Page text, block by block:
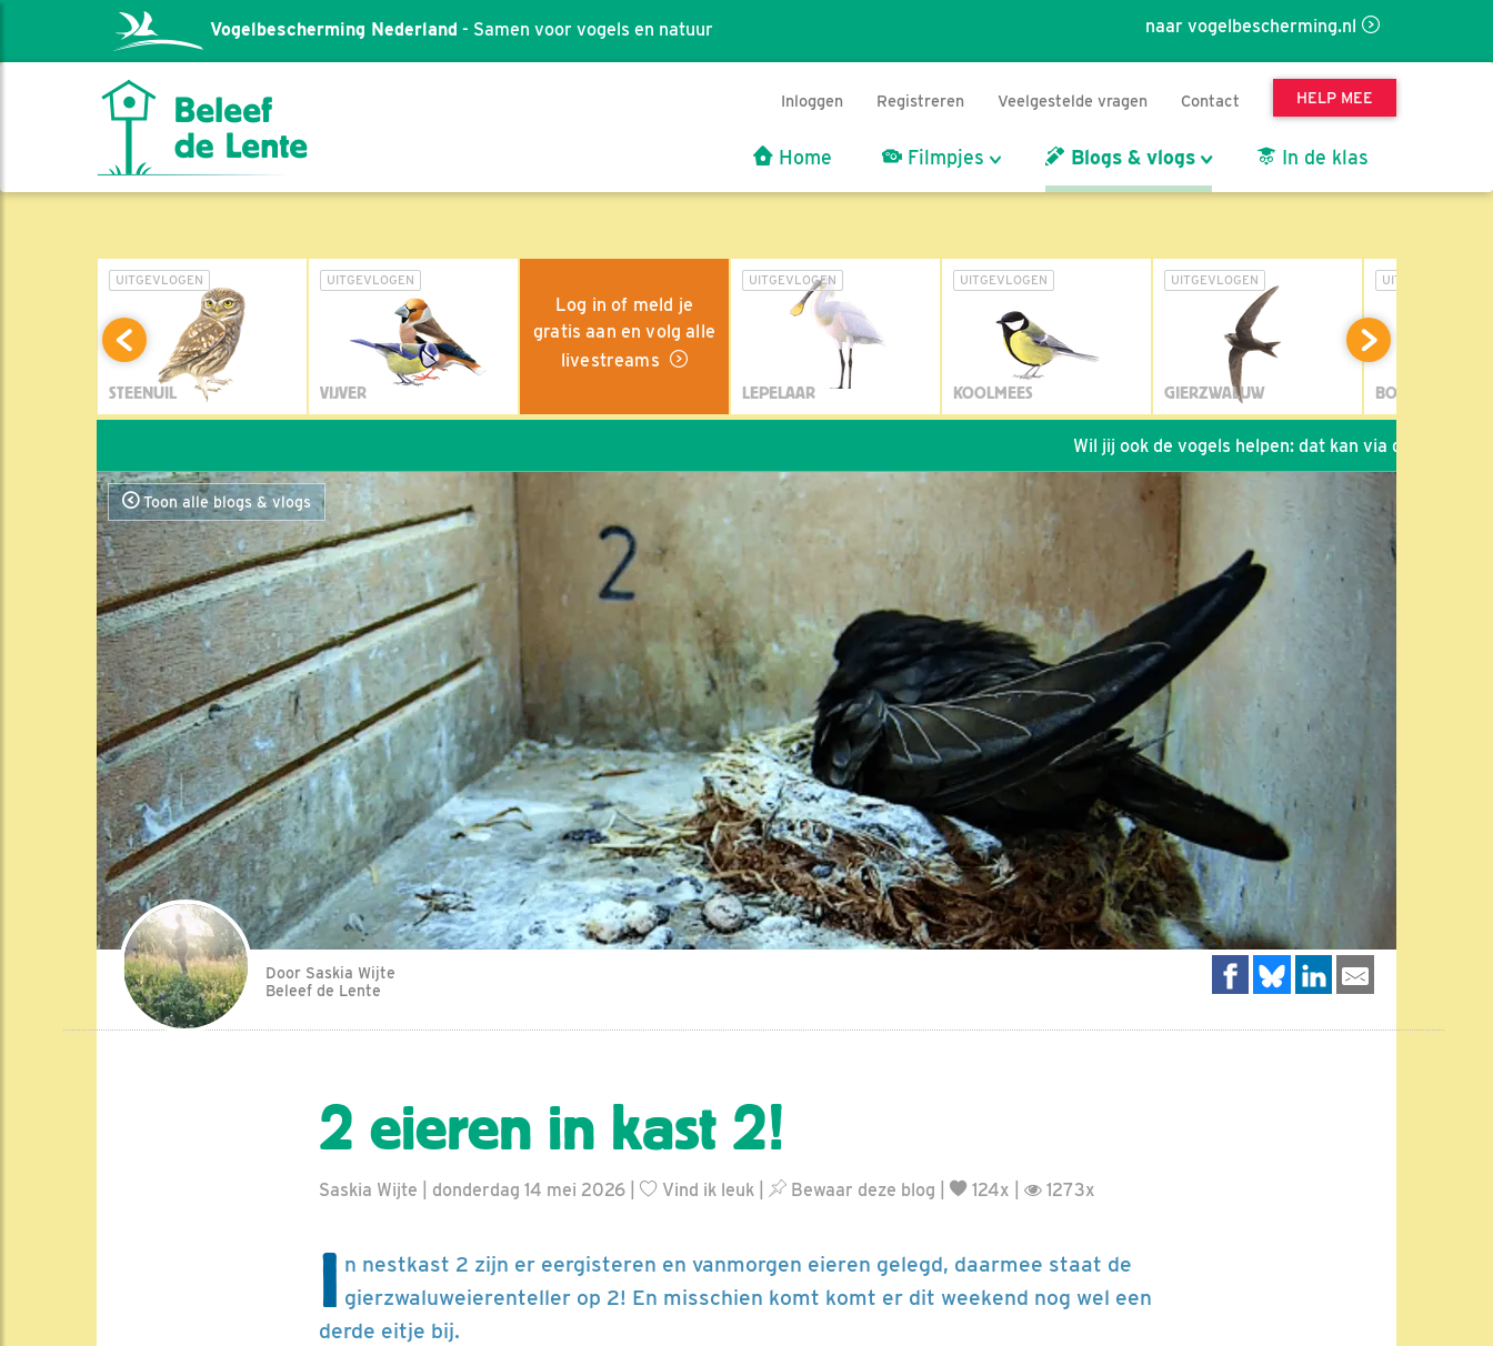
naar vogelbescherming.nl
Vogelbescherming Nederland - Samen voor vogels en natuur
Inloggen Registreren Veelgestelde vragen Contact HELP MEE
Home Filmpjes Blogs & vlogs In de klas
UITGEVLOGEN
STEENUIL
UITGEVLOGEN
VIJVER
Log in of meld je
gratis aan en volg alle
livestreams
UITGEVLOGEN
LEPELAAR
UITGEVLOGEN
KOOLMEES
UITGEVLOGEN
GIERZWALUW
UITGEVLOGEN
BOSUIL
Wil jij ook de vogels helpen: dat kan via de link!
Toon alle blogs & vlogs
Door Saskia Wijte
Beleef de Lente
2 eieren in kast 2!
Saskia Wijte | donderdag 14 mei 2026 | Vind ik leuk Bewaar deze blog 124x | 1273x
I n nestkast 2 zijn er eergisteren en vanmorgen eieren gelegd, daarmee staat de
gierzwaluweierenteller op 2! En misschien komt komt er dit weekend nog wel een
derde eitje bij.